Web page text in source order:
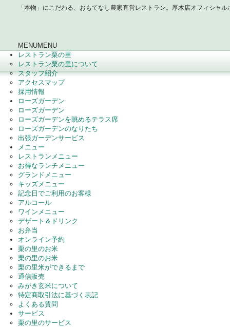
「本物」にこだわる、おもてなし農家直営レストラン。厚木店オフィシャル
MENUMENU
レストラン栗の里
レストラン栗の里について
スタッフ紹介
アクセスマップ
採用情報
ローズガーデン
ローズガーデン
ローズガーデンを眺めるテラス席
ローズガーデンのなりたち
出張ガーデンサービス
メニュー
レストランメニュー
お得なランチメニュー
グランドメニュー
キッズメニュー
記念日でご利用のお客様
アルコール
ワインメニュー
デザート＆ドリンク
お弁当
オンライン予約
栗の里のお米
栗の里のお米
栗の里米ができるまで
通信販売
みがき玄米について
特定商取引法に基づく表記
よくある質問
サービス
栗の里のサービス